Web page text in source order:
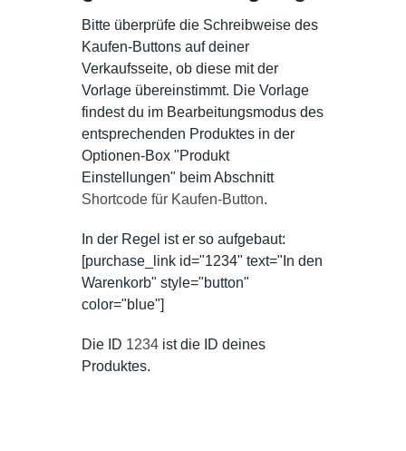
Bitte überprüfe die Schreibweise des
Kaufen-Buttons auf deiner
Verkaufsseite, ob diese mit der
Vorlage übereinstimmt. Die Vorlage
findest du im Bearbeitungsmodus des
entsprechenden Produktes in der
Optionen-Box "Produkt
Einstellungen" beim Abschnitt
Shortcode für Kaufen-Button.
In der Regel ist er so aufgebaut:
[purchase_link id="1234" text="In den
Warenkorb" style="button"
color="blue"]
Die ID 1234 ist die ID deines
Produktes.